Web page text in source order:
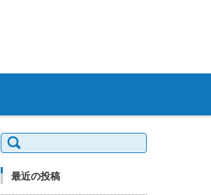
検索:
最近の投稿